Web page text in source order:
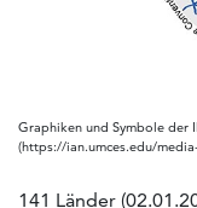
Graphiken und Symbole
(https://ian.umces.edu/
141 Länder